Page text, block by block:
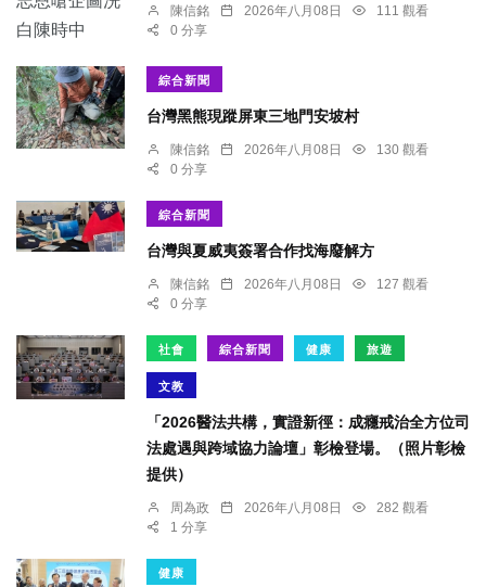
陳信銘 2026年八月08日
111 觀看
0 分享
綜合新聞
台灣黑熊現蹤屏東三地門安坡村
陳信銘 2026年八月08日
130 觀看
0 分享
綜合新聞
台灣與夏威夷簽署合作找海廢解方
陳信銘 2026年八月08日
127 觀看
0 分享
社會 綜合新聞 健康 旅遊
文教
「2026醫法共構，實證新徑：成癮戒治全方位司
法處遇與跨域協力論壇」彰檢登場。（照片彰檢
提供）
周為政 2026年八月08日
282 觀看
1 分享
健康